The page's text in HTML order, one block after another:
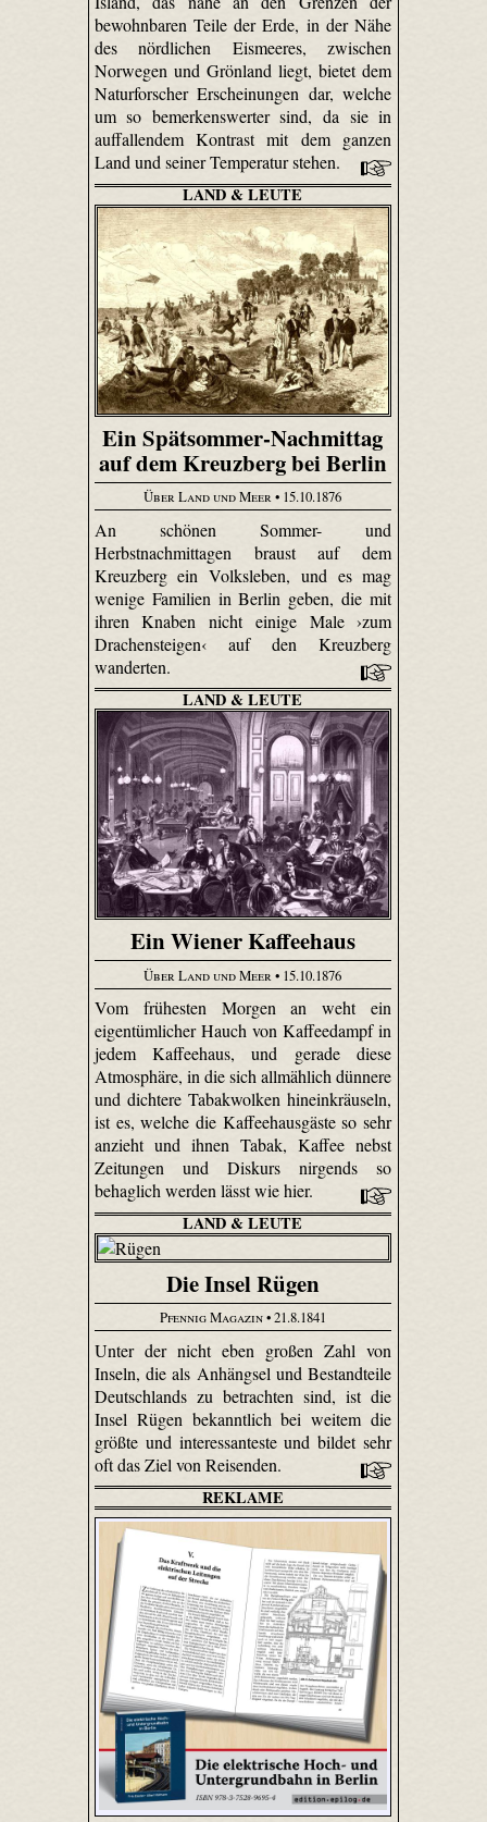
bewohnbaren Teile der Erde, in der Nähe
des nördlichen Eismeeres, zwischen
Norwegen und Grönland liegt, bietet dem
Naturforscher Erscheinungen dar, welche
um so bemerkenswerter sind, da sie in
auffallendem Kontrast mit dem ganzen
Land und seiner Temperatur stehen.
LAND & LEUTE
Ein Spätsommer-Nachmittag
auf dem Kreuzberg bei Berlin
Über Land und Meer• 15.10.1876
An schönen Sommer- und
Herbstnachmittagen braust auf dem
Kreuzberg ein Volksleben, und es mag
wenige Familien in Berlin geben, die mit
ihren Knaben nicht einige Male ›zum
Drachensteigen‹ auf den Kreuzberg
wanderten.
LAND & LEUTE
Ein Wiener Kaffeehaus
Über Land und Meer• 15.10.1876
Vom frühesten Morgen an weht ein
eigentümlicher Hauch von Kaffeedampf in
jedem Kaffeehaus, und gerade diese
Atmosphäre, in die sich allmählich dünnere
und dichtere Tabakwolken hineinkräuseln,
ist es, welche die Kaffeehausgäste so sehr
anzieht und ihnen Tabak, Kaffee nebst
Zeitungen und Diskurs nirgends so
behaglich werden lässt wie hier.
LAND & LEUTE
Die Insel Rügen
Pfennig Magazin• 21.8.1841
Unter der nicht eben großen Zahl von
Inseln, die als Anhängsel und Bestandteile
Deutschlands zu betrachten sind, ist die
Insel Rügen bekanntlich bei weitem die
größte und interessanteste und bildet sehr
oft das Ziel von Reisenden.
REKLAME